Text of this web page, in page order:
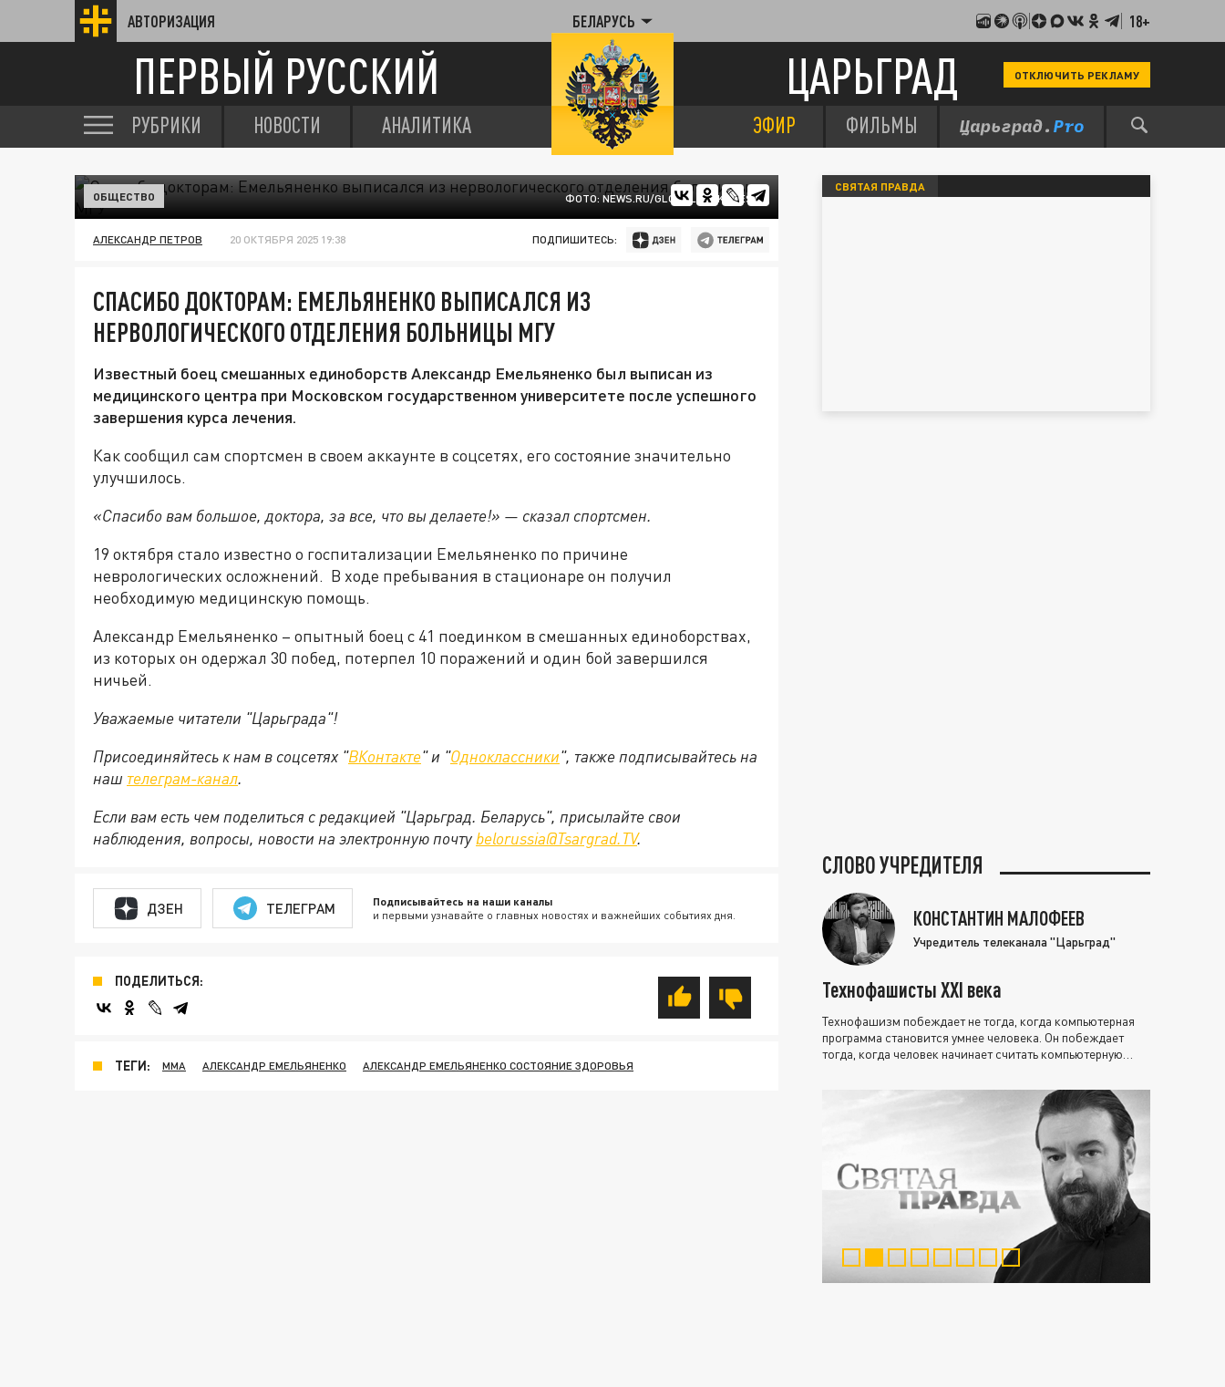
АВТОРИЗАЦИЯ БЕЛАРУСЬ 18+
ПЕРВЫЙ РУССКИЙ ЦАРЬГРАД ОТКЛЮЧИТЬ РЕКЛАМУ
РУБРИКИ НОВОСТИ АНАЛИТИКА ЭФИР ФИЛЬМЫ
ФОТО: NEWS.RU/GLOBALLOOKPRESS
ОБЩЕСТВО
АЛЕКСАНДР ПЕТРОВ 20 ОКТЯБРЯ 2025 19:38 ПОДПИШИТЕСЬ:
СПАСИБО ДОКТОРАМ: ЕМЕЛЬЯНЕНКО ВЫПИСАЛСЯ ИЗ
НЕРВОЛОГИЧЕСКОГО ОТДЕЛЕНИЯ БОЛЬНИЦЫ МГУ
Известный боец смешанных единоборств Александр Емельяненко был выписан из
медицинского центра при Московском государственном университете после успешного
завершения курса лечения.
Как сообщил сам спортсмен в своем аккаунте в соцсетях, его состояние значительно
улучшилось.
«Спасибо вам большое, доктора, за все, что вы делаете!» — сказал спортсмен.
19 октября стало известно о госпитализации Емельяненко по причине
неврологических осложнений. В ходе пребывания в стационаре он получил
необходимую медицинскую помощь.
Александр Емельяненко – опытный боец с 41 поединком в смешанных единоборствах,
из которых он одержал 30 побед, потерпел 10 поражений и один бой завершился
ничьей.
Уважаемые читатели "Царьграда"!
Присоединяйтесь к нам в соцсетях "ВКонтакте" и "Одноклассники", также подписывайтесь на
наш телеграм-канал.
Если вам есть чем поделиться с редакцией "Царьград. Беларусь", присылайте свои
наблюдения, вопросы, новости на электронную почту belorussia@Tsargrad.TV.
ДЗЕН ТЕЛЕГРАМ Подписывайтесь на наши каналы
и первыми узнавайте о главных новостях и важнейших событиях дня.
ПОДЕЛИТЬСЯ:
ТЕГИ: ММА АЛЕКСАНДР ЕМЕЛЬЯНЕНКО АЛЕКСАНДР ЕМЕЛЬЯНЕНКО СОСТОЯНИЕ ЗДОРОВЬЯ
СВЯТАЯ ПРАВДА
СЛОВО УЧРЕДИТЕЛЯ
КОНСТАНТИН МАЛОФЕЕВ
Учредитель телеканала "Царьград"
Технофашисты XXI века
Технофашизм побеждает не тогда, когда компьютерная
программа становится умнее человека. Он побеждает
тогда, когда человек начинает считать компьютерную